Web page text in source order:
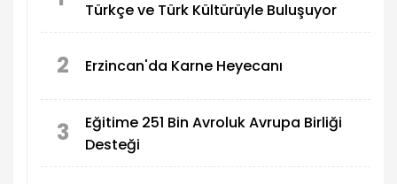
Türkçe ve Türk Kültürüyle Buluşuyor
2 Erzincan'da Karne Heyecanı
3
Eğitime 251 Bin Avroluk Avrupa Birliği
Desteği